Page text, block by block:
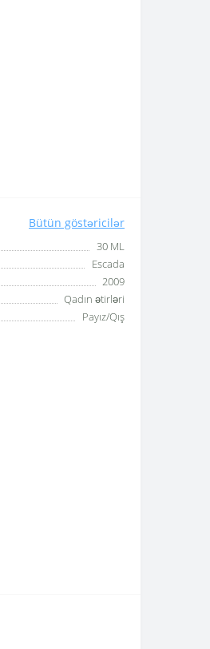
Bütün göstəricilər
30 ML
Escada
2009
Qadın ətirləri
Payız/Qış